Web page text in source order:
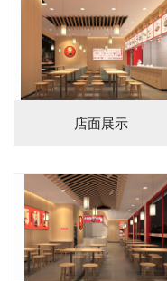
店面展示